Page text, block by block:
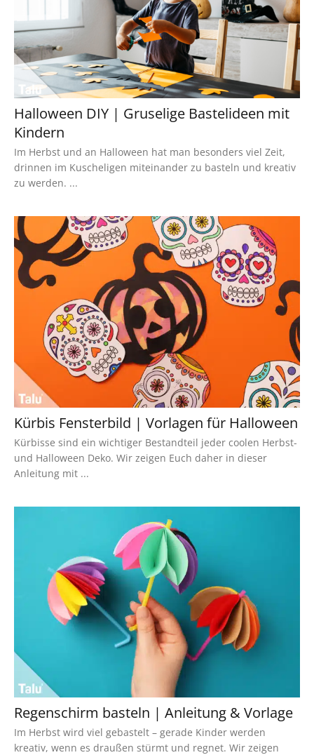
Halloween DIY | Gruselige Bastelideen mit
Kindern
Im Herbst und an Halloween hat man besonders viel Zeit,
drinnen im Kuscheligen miteinander zu basteln und kreativ
zu werden. ...
Kürbis Fensterbild | Vorlagen für Halloween
Kürbisse sind ein wichtiger Bestandteil jeder coolen Herbst-
und Halloween Deko. Wir zeigen Euch daher in dieser
Anleitung mit ...
Regenschirm basteln | Anleitung & Vorlage
Im Herbst wird viel gebastelt – gerade Kinder werden
kreativ, wenn es draußen stürmt und regnet. Wir zeigen